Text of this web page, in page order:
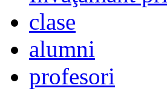
clase
alumni
profesori